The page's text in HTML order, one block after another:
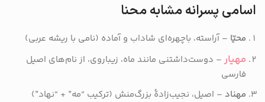
اسامی پسرانه مشابه محنا
محیّا – آراسته، باچهره‌ای شاداب و آماده (نامی با ریشه عربی)
مهیار – دوست‌داشتنی مانند ماه، زیباروی، از نام‌های اصیل
فارسی
مهناد – اصیل، نجیب‌زادۀ بزرگ‌منش (ترکیب “مه” + “نهاد”)